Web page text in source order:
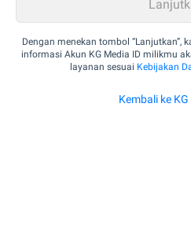
Dengan menekan tombol “Lanjutkan”,
informasi Akun KG Media ID milikmu
layanan sesuai Kebijakan
Kembali ke